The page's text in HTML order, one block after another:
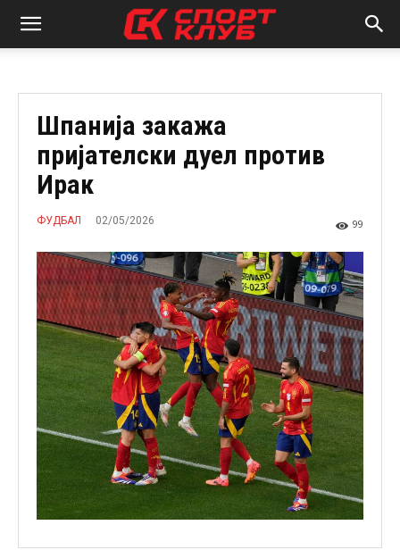
Шпанија закажа
пријателски дуел против
Ирак
ФУДБАЛ 02/05/2026 99